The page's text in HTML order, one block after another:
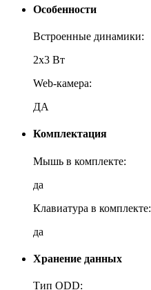
Особенности
Встроенные динамики:
2х3 Вт
Web-камера:
ДА
Комплектация
Мышь в комплекте:
да
Клавиатура в комплекте:
да
Хранение данных
Тип ODD: